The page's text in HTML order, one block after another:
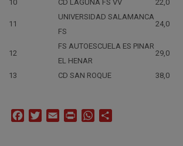
10
CD LAGUNA FS VV 22,0
11
UNIVERSIDAD SALAMANCA
FS
24,0
12
FS AUTOESCUELA ES PINAR
EL HENAR
29,0
13 CD SAN ROQUE 38,0
FacebookTwitterEmail Print WhatsApp